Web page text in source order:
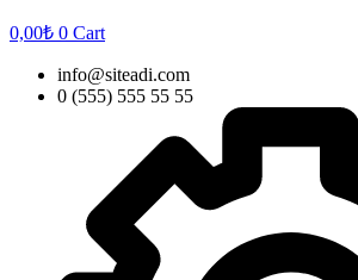
0,00₺ 0 Cart
info@siteadi.com
0 (555) 555 55 55